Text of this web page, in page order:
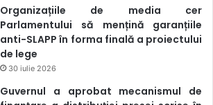
Organizațiile de media cer
Parlamentului să mențină garanțiile
anti-SLAPP în forma finală a proiectului
de lege
30 iulie 2026
Guvernul a aprobat mecanismul de